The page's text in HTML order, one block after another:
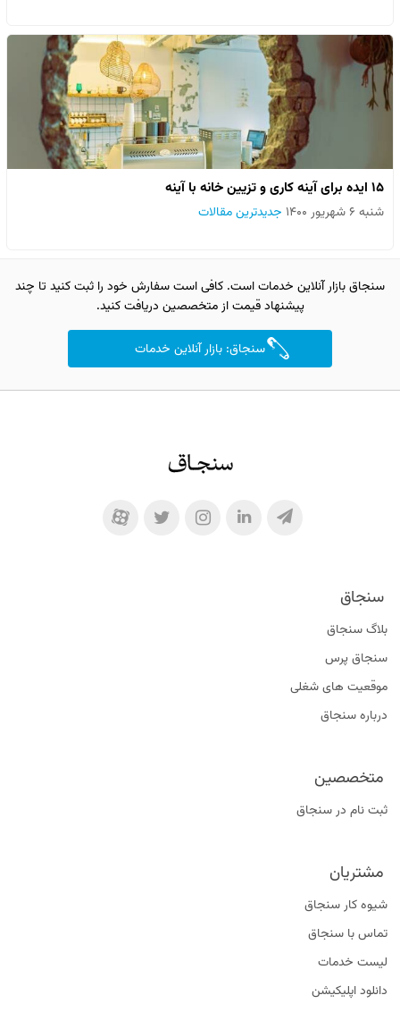
۱۵ ایده برای آینه کاری و تزیین خانه با آینه
شنبه ۶ شهریور ۱۴۰۰ جدیدترین مقالات
سنجاق بازار آنلاین خدمات است. کافی است سفارش خود را ثبت کنید تا چند
پیشنهاد قیمت از متخصصین دریافت کنید.
سنجاق: بازار آنلاین خدمات
سنجاق
بلاگ سنجاق
سنجاق پرس
موقعیت‌ های شغلی
درباره سنجاق
متخصصین
ثبت نام در سنجاق
مشتریان
شیوه کار سنجاق
تماس با سنجاق
لیست خدمات
دانلود اپلیکیشن